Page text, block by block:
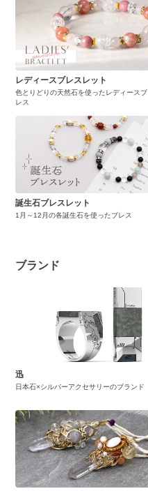
レディースブレスレット
色とりどりの天然石を使ったレディースブ
レス
誕生石ブレスレット
1月～12月の各誕生石を使ったブレス
ブランド
迅
日本石×シルバーアクセサリーのブランド